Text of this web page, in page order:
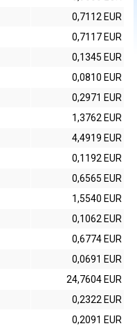
0,7112 EUR
0,7117 EUR
0,1345 EUR
0,0810 EUR
0,2971 EUR
1,3762 EUR
4,4919 EUR
0,1192 EUR
0,6565 EUR
1,5540 EUR
0,1062 EUR
0,6774 EUR
0,0691 EUR
24,7604 EUR
0,2322 EUR
0,2091 EUR